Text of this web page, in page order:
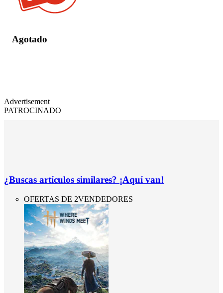
Agotado
Advertisement
PATROCINADO
¿Buscas artículos similares? ¡Aquí van!
OFERTAS DE 2VENDEDORES